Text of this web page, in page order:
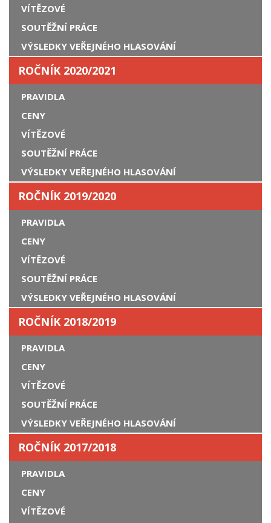
VÍTĚZOVÉ
SOUTĚŽNÍ PRÁCE
VÝSLEDKY VEŘEJNÉHO HLASOVÁNÍ
ROČNÍK 2020/2021
PRAVIDLA
CENY
VÍTĚZOVÉ
SOUTĚŽNÍ PRÁCE
VÝSLEDKY VEŘEJNÉHO HLASOVÁNÍ
ROČNÍK 2019/2020
PRAVIDLA
CENY
VÍTĚZOVÉ
SOUTĚŽNÍ PRÁCE
VÝSLEDKY VEŘEJNÉHO HLASOVÁNÍ
ROČNÍK 2018/2019
PRAVIDLA
CENY
VÍTĚZOVÉ
SOUTĚŽNÍ PRÁCE
VÝSLEDKY VEŘEJNÉHO HLASOVÁNÍ
ROČNÍK 2017/2018
PRAVIDLA
CENY
VÍTĚZOVÉ